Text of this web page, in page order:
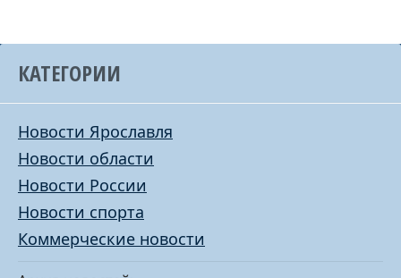
КАТЕГОРИИ
Новости Ярославля
Новости области
Новости России
Новости спорта
Коммерческие новости